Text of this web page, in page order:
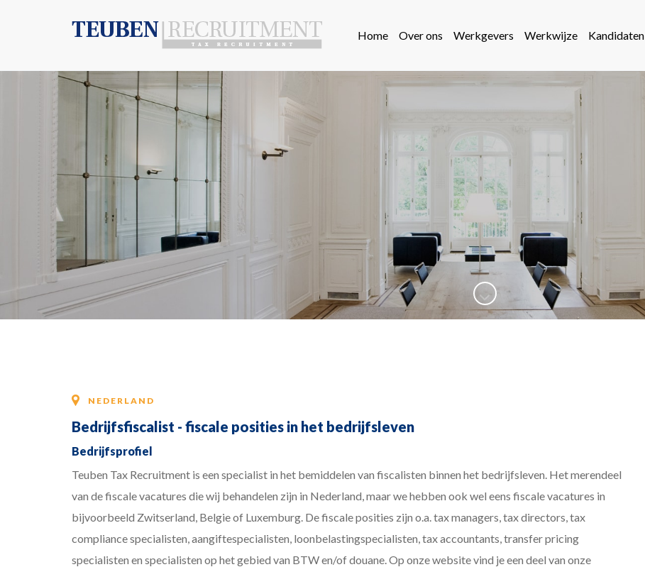
Home Over ons Werkgevers Werkwijze Kandidaten
NEDERLAND
Bedrijfsfiscalist - fiscale posities in het bedrijfsleven
Bedrijfsprofiel
Teuben Tax Recruitment is een specialist in het bemiddelen van fiscalisten binnen het bedrijfsleven. Het merendeel
van de fiscale vacatures die wij behandelen zijn in Nederland, maar we hebben ook wel eens fiscale vacatures in
bijvoorbeeld Zwitserland, Belgie of Luxemburg. De fiscale posities zijn o.a. tax managers, tax directors, tax
compliance specialisten, aangiftespecialisten, loonbelastingspecialisten, tax accountants, transfer pricing
specialisten en specialisten op het gebied van BTW en/of douane. Op onze website vind je een deel van onze